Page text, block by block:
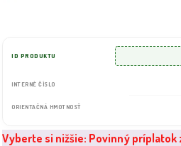
ID PRODUKTU
INTERNÉ ČÍSLO
ORIENTAČNÁ HMOTNOSŤ
Vyberte si nižšie: Povinný príplatok